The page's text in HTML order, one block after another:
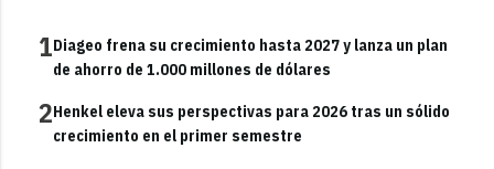
1Diageo frena su crecimiento hasta 2027 y lanza un plan
de ahorro de 1.000 millones de dólares
2Henkel eleva sus perspectivas para 2026 tras un sólido
crecimiento en el primer semestre